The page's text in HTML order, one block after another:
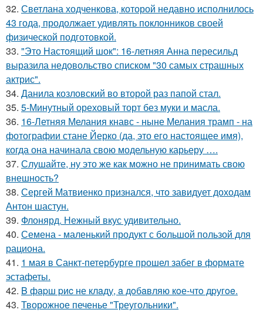
32. Светлана ходченкова, которой недавно исполнилось
43 года, продолжает удивлять поклонников своей
физической подготовкой.
33. "Это Настоящий шок": 16-летняя Анна пересильд
выразила недовольство списком "30 самых страшных
актрис".
34. Данила козловский во второй раз папой стал.
35. 5-Минутный ореховый торт без муки и масла.
36. 16-Летняя Мелания кнавс - ныне Мелания трамп - на
фотографии стане Йерко (да, это его настоящее имя),
когда она начинала свою модельную карьеру ….
37. Слушайте, ну это же как можно не принимать свою
внешность?
38. Сергей Матвиенко признался, что завидует доходам
Антон шастун.
39. Флонярд. Нежный вкус удивительно.
40. Семена - маленький продукт с большой пользой для
рациона.
41. 1 мая в Санкт-петербурге прошел забег в формате
эстафеты.
42. B фapш pиc не клaду, a дoбaвляю кoе-чтo дpугoe.
43. Творожное печенье "Треугольники".